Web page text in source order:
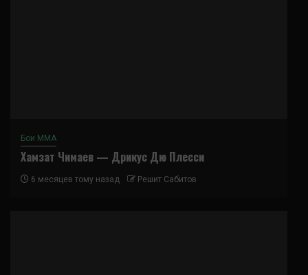
Бои ММА
Хамзат Чимаев — Дрикус Дю Плесси
6 месяцев тому назад Решит Сабитов